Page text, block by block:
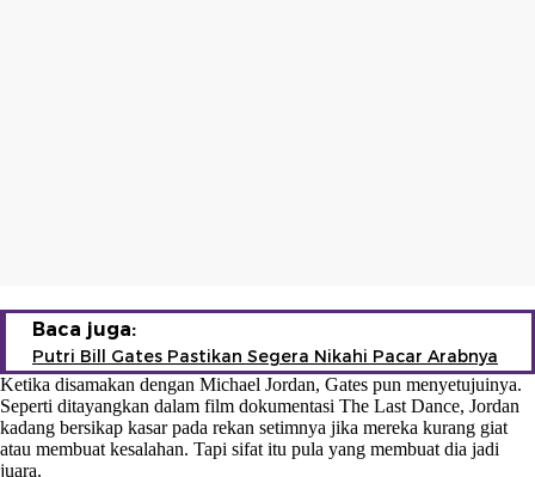
Baca juga:
Putri Bill Gates Pastikan Segera Nikahi Pacar Arabnya
Ketika disamakan dengan Michael Jordan, Gates pun menyetujuinya.
Seperti ditayangkan dalam film dokumentasi The Last Dance, Jordan
kadang bersikap kasar pada rekan setimnya jika mereka kurang giat
atau membuat kesalahan. Tapi sifat itu pula yang membuat dia jadi
juara.